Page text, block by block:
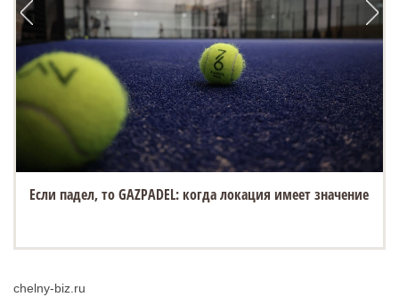
Если падел, то GAZPADEL: когда локация имеет значение
chelny-biz.ru